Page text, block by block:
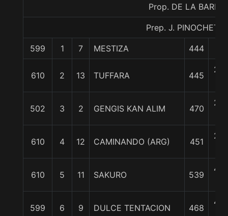
Prop. DE LA BARRA
Prep. J. PINOCHET P.
599 1 7 MESTIZA 444
610 2 13 TUFFARA 445
2
502 3 2 GENGIS KAN ALIM 470
2
610 4 12 CAMINANDO (ARG) 451
2
610 5 11 SAKURO 539
4
599 6 9 DULCE TENTACION 468
4